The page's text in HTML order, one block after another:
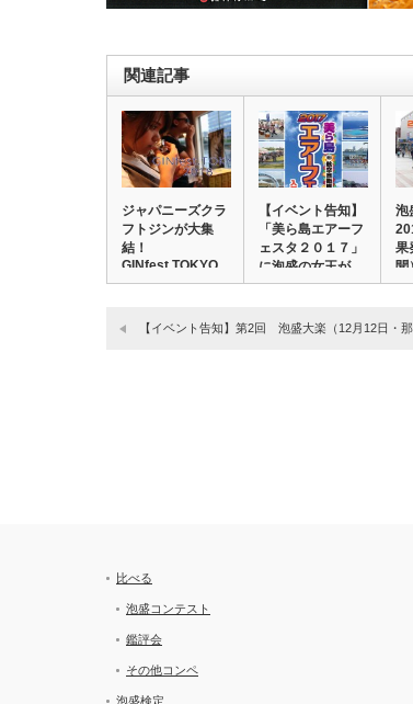
関連記事
ジャパニーズクラ
フトジンが大集
結！
GINfest.TOKYO
2…
【イベント告知】
「美ら島エアーフ
ェスタ２０１７」
に泡盛の女王が
や…
泡
果
聞）
【イベント告知】第2回 泡盛大楽（12月12日・那
比べる
泡盛コンテスト
鑑評会
その他コンペ
泡盛検定